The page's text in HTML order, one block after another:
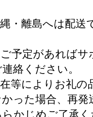
・離島へは配送
予定があればサ
絡ください。
等によりお礼の
った場合、再発
かじめご了承く